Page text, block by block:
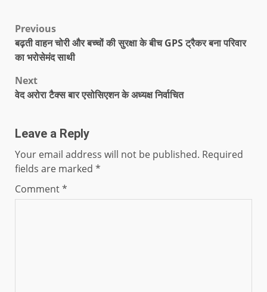
Previous
बढ़ती वाहन चोरी और बच्चों की सुरक्षा के बीच GPS ट्रैकर बना परिवार
का भरोसेमंद साथी
Next
वेद अरोरा टैक्स बार एसोसिएशन के अध्यक्ष निर्वाचित
Leave a Reply
Your email address will not be published. Required
fields are marked *
Comment*